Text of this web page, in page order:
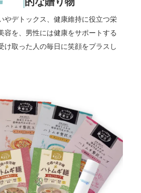
やデトックス、健康維持に役立つ栄
容を、男性には健康をサポートする
け取った人の毎日に笑顔をプラスし